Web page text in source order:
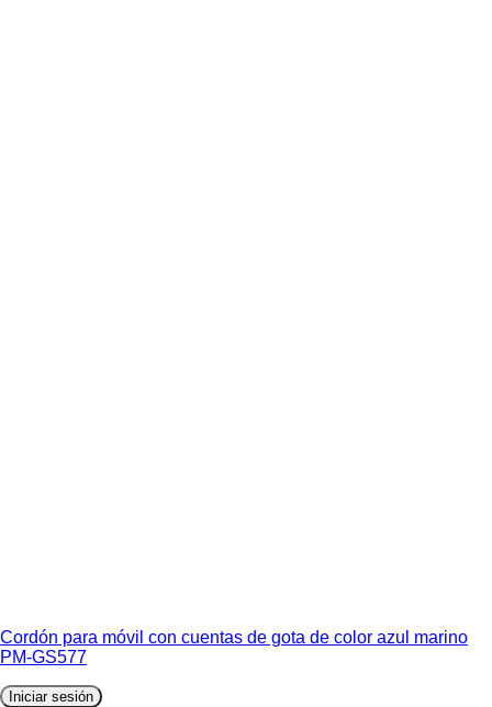
Cordón para móvil con cuentas de gota de color azul marino
PM-GS577
Iniciar sesión